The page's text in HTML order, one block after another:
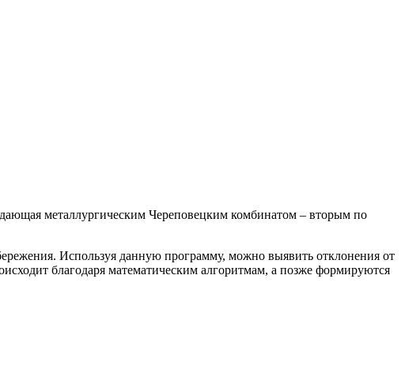
металлургическим Череповецким комбинатом – вторым по
Используя данную программу, можно выявить отклонения от
благодаря математическим алгоритмам, а позже формируются